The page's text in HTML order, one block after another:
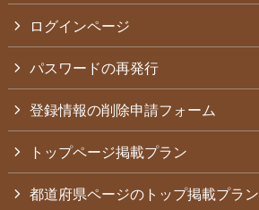
ログインページ
パスワードの再発行
登録情報の削除申請フォーム
トップページ掲載プラン
都道府県ページのトップ掲載プラン